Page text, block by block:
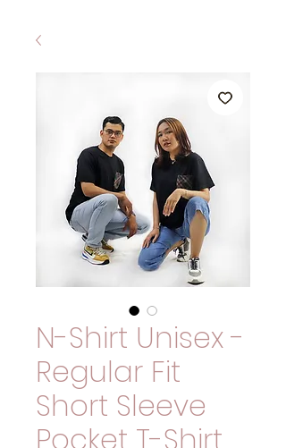
N-Shirt Unisex -
Regular Fit
Short Sleeve
Pocket T-Shirt